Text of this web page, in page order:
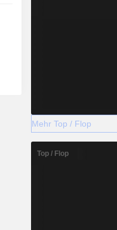
Mehr Top / Flop
Top / Flop